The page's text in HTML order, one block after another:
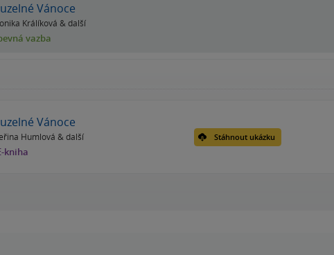
Vánoce
Králíková & další
vazba
Vánoce
Humlová & další
kniha
Stáhnout ukázku